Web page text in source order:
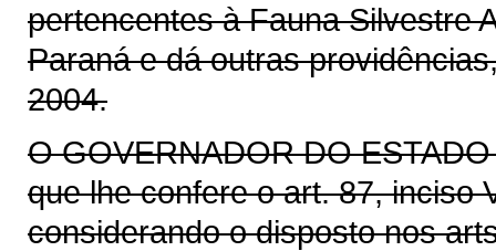
pertencentes à Fauna Silvestre
Paraná e dá outras
2004.
O GOVERNADOR DO
que lhe confere o art. 87, inciso
considerando o disposto nos